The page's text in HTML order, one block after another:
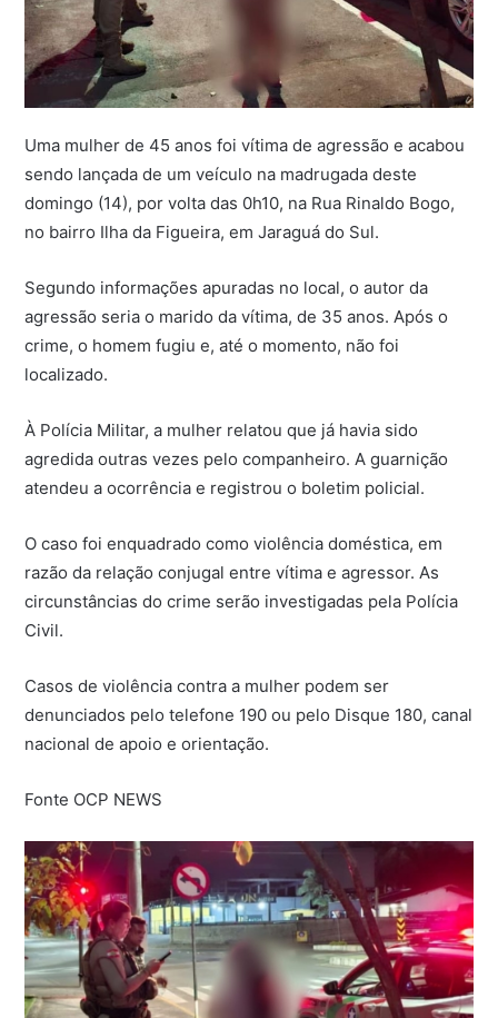
Uma mulher de 45 anos foi vítima de agressão e acabou
sendo lançada de um veículo na madrugada deste
domingo (14), por volta das 0h10, na Rua Rinaldo Bogo,
no bairro Ilha da Figueira, em Jaraguá do Sul.
Segundo informações apuradas no local, o autor da
agressão seria o marido da vítima, de 35 anos. Após o
crime, o homem fugiu e, até o momento, não foi
localizado.
À Polícia Militar, a mulher relatou que já havia sido
agredida outras vezes pelo companheiro. A guarnição
atendeu a ocorrência e registrou o boletim policial.
O caso foi enquadrado como violência doméstica, em
razão da relação conjugal entre vítima e agressor. As
circunstâncias do crime serão investigadas pela Polícia
Civil.
Casos de violência contra a mulher podem ser
denunciados pelo telefone 190 ou pelo Disque 180, canal
nacional de apoio e orientação.
Fonte OCP NEWS